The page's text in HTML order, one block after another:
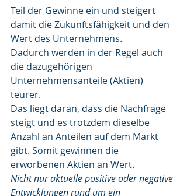
Teil der Gewinne ein und steigert
damit die Zukunftsfähigkeit und den
Wert des Unternehmens.
Dadurch werden in der Regel auch
die dazugehörigen
Unternehmensanteile (Aktien)
teurer.
Das liegt daran, dass die Nachfrage
steigt und es trotzdem dieselbe
Anzahl an Anteilen auf dem Markt
gibt. Somit gewinnen die
erworbenen Aktien an Wert.
Nicht nur aktuelle positive oder negative
Entwicklungen rund um ein